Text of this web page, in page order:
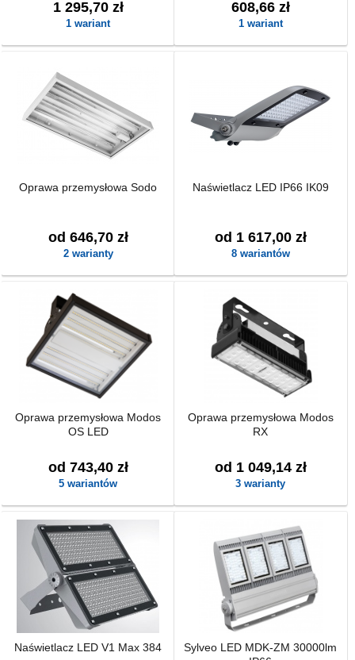
1 295,70 zł
1 wariant
608,66 zł
1 wariant
Oprawa przemysłowa Sodo
od 646,70 zł
2 warianty
Naświetlacz LED IP66 IK09
od 1 617,00 zł
8 wariantów
Oprawa przemysłowa Modos
OS LED
od 743,40 zł
5 wariantów
Oprawa przemysłowa Modos
RX
od 1 049,14 zł
3 warianty
Naświetlacz LED V1 Max 384
Sylveo LED MDK-ZM 30000lm